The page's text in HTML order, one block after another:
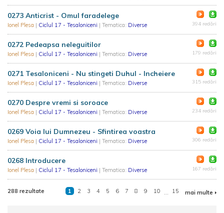
0273 Anticrist - Omul faradelege
Ionel Plesa | Ciclul 17 - Tesaloniceni | Tematica: Diverse 394 redări
0272 Pedeapsa neleguitilor
Ionel Plesa | Ciclul 17 - Tesaloniceni | Tematica: Diverse 179 redări
0271 Tesaloniceni - Nu stingeti Duhul - Incheiere
Ionel Plesa | Ciclul 17 - Tesaloniceni | Tematica: Diverse 315 redări
0270 Despre vremi si soroace
Ionel Plesa | Ciclul 17 - Tesaloniceni | Tematica: Diverse 234 redări
0269 Voia lui Dumnezeu - Sfintirea voastra
Ionel Plesa | Ciclul 17 - Tesaloniceni | Tematica: Diverse 306 redări
0268 Introducere
Ionel Plesa | Ciclul 17 - Tesaloniceni | Tematica: Diverse 167 redări
288 rezultate 1 2 3 4 5 6 7 8 9 10 ... 15 mai multe